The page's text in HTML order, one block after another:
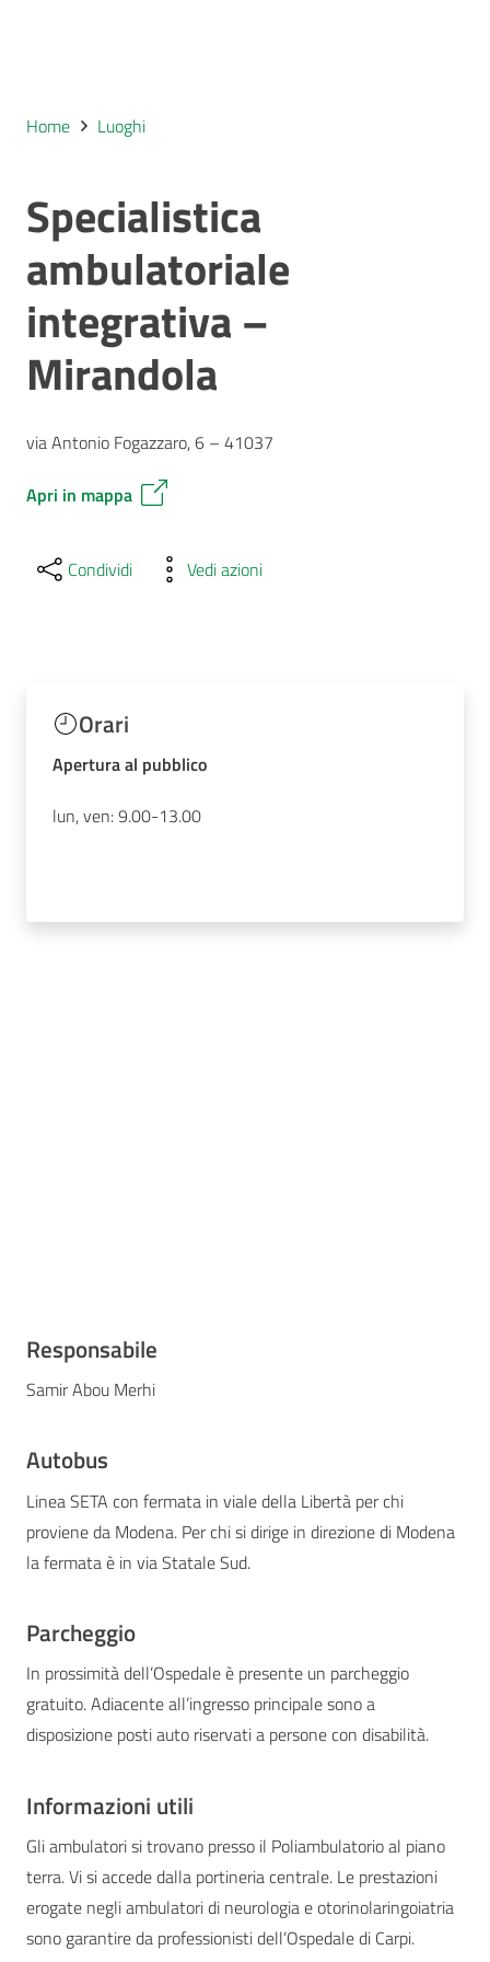
Home Luoghi
Specialistica
ambulatoriale
integrativa –
Mirandola
via Antonio Fogazzaro, 6 – 41037
Apri in mappa
Condividi Vedi azioni
Orari
Apertura al pubblico
lun, ven: 9.00-13.00
Responsabile
Samir Abou Merhi
Autobus
Linea SETA con fermata in viale della Libertà per chi
proviene da Modena. Per chi si dirige in direzione di Modena
la fermata è in via Statale Sud.
Parcheggio
In prossimità dell’Ospedale è presente un parcheggio
gratuito. Adiacente all’ingresso principale sono a
disposizione posti auto riservati a persone con disabilità.
Informazioni utili
Gli ambulatori si trovano presso il Poliambulatorio al piano
terra. Vi si accede dalla portineria centrale. Le prestazioni
erogate negli ambulatori di neurologia e otorinolaringoiatria
sono garantire da professionisti dell’Ospedale di Carpi.